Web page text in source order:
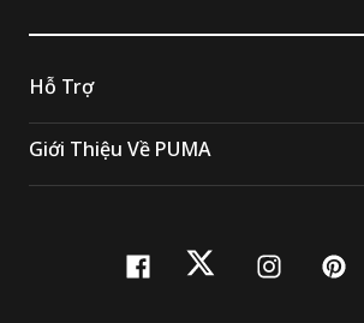
Hỗ Trợ
Giới Thiệu Về PUMA
facebook
twitter